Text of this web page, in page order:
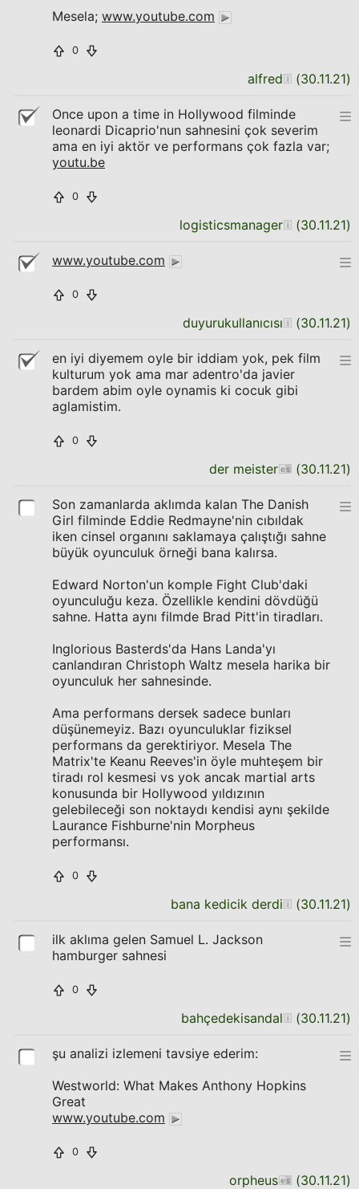
Mesela; www.youtube.com
0
alfred (30.11.21)
Once upon a time in Hollywood filminde
leonardi Dicaprio'nun sahnesini çok severim
ama en iyi aktör ve performans çok fazla var;
youtu.be
0
logisticsmanager (30.11.21)
www.youtube.com
0
duyurukullanıcısı (30.11.21)
en iyi diyemem oyle bir iddiam yok, pek film
kulturum yok ama mar adentro'da javier
bardem abim oyle oynamis ki cocuk gibi
aglamistim.
0
der meister (30.11.21)
Son zamanlarda aklımda kalan The Danish
Girl filminde Eddie Redmayne'nin cıbıldak
iken cinsel organını saklamaya çalıştığı sahne
büyük oyunculuk örneği bana kalırsa.
Edward Norton'un komple Fight Club'daki
oyunculuğu keza. Özellikle kendini dövdüğü
sahne. Hatta aynı filmde Brad Pitt'in tiradları.
Inglorious Basterds'da Hans Landa'yı
canlandıran Christoph Waltz mesela harika bir
oyunculuk her sahnesinde.
Ama performans dersek sadece bunları
düşünemeyiz. Bazı oyunculuklar fiziksel
performans da gerektiriyor. Mesela The
Matrix'te Keanu Reeves'in öyle muhteşem bir
tiradı rol kesmesi vs yok ancak martial arts
konusunda bir Hollywood yıldızının
gelebileceği son noktaydı kendisi aynı şekilde
Laurance Fishburne'nin Morpheus
performansı.
0
bana kedicik derdi (30.11.21)
ilk aklıma gelen Samuel L. Jackson
hamburger sahnesi
0
bahçedekisandal (30.11.21)
şu analizi izlemeni tavsiye ederim:
Westworld: What Makes Anthony Hopkins
Great
www.youtube.com
0
orpheus (30.11.21)